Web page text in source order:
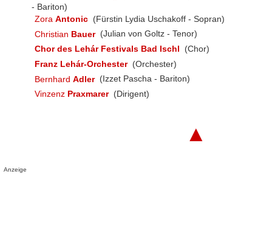
- Bariton)
Zora Antonic (Fürstin Lydia Uschakoff - Sopran)
Christian Bauer (Julian von Goltz - Tenor)
Chor des Lehár Festivals Bad Ischl
(Chor)
Franz Lehár-Orchester (Orchester)
Bernhard Adler (Izzet Pascha - Bariton)
Vinzenz Praxmarer (Dirigent)
▲
Anzeige